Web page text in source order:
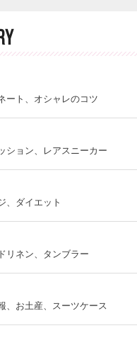
ート、オシャレのコツ
ション、レアスニーカー
、ダイエット
リネン、タンブラー
、お土産、スーツケース